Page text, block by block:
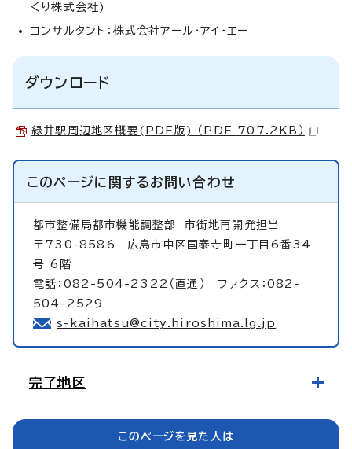
くり株式会社)
コンサルタント：株式会社アール・アイ・エー
ダウンロード
緑井駅周辺地区概要(PDF版) （PDF 707.2KB）
このページに関するお問い合わせ
都市整備局都市機能調整部 市街地再開発担当
〒730-8586 広島市中区国泰寺町一丁目6番34
号 6階
電話：082-504-2322（直通） ファクス：082-
504-2529
s-kaihatsu@city.hiroshima.lg.jp
完了地区
このページを見た人は